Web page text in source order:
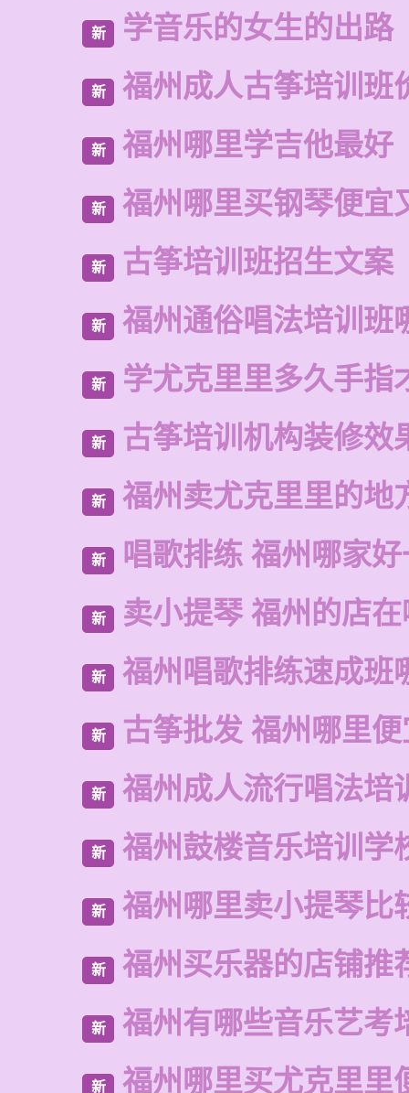
新 学音乐的女生的出路
新 福州成人古筝培训班
新 福州哪里学吉他最好
新 福州哪里买钢琴便宜
新 古筝培训班招生文案
新 福州通俗唱法培训班
新 学尤克里里多久手指
新 古筝培训机构装修效
新 福州卖尤克里里的地
新 唱歌排练 福州哪家
新 卖小提琴 福州的店
新 福州唱歌排练速成班
新 古筝批发 福州哪里
新 福州成人流行唱法培
新 福州鼓楼音乐培训学
新 福州哪里卖小提琴比
新 福州买乐器的店铺推
新 福州有哪些音乐艺考
新 福州哪里买尤克里里